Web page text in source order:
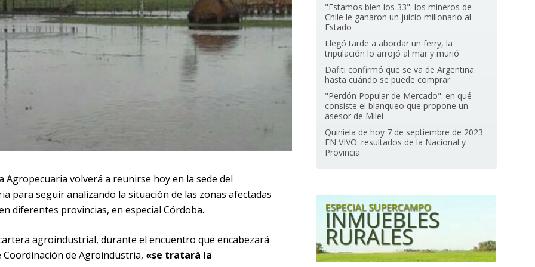
Agropecuaria volverá a reunirse hoy en la sede del
para seguir analizando la situación de las zonas afectadas
diferentes provincias, en especial Córdoba.
agroindustrial, durante el encuentro que encabezará
de Agroindustria, «se tratará la
"Estamos bien los 33": los mineros de
Chile le ganaron un juicio millonario al
Estado
Llegó tarde a abordar un ferry, la
tripulación lo arrojó al mar y murió
Dafiti confirmó que se va de Argentina:
hasta cuándo se puede comprar
"Perdón Popular de Mercado": en qué
consiste el blanqueo que propone un
asesor de Milei
Quiniela de hoy 7 de septiembre de 2023
EN VIVO: resultados de la Nacional y
Provincia